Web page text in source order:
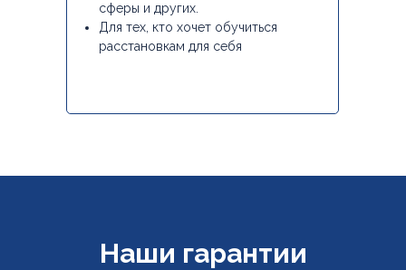
сферы и других.
Для тех, кто хочет обучиться
расстановкам для себя
Наши гарантии